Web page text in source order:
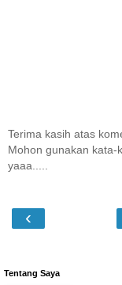
Terima kasih atas
Mohon gunakan kata-
yaaa.....
‹
Tentang Saya